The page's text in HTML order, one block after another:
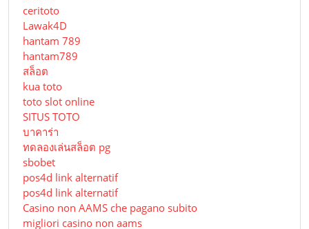
ceritoto
Lawak4D
hantam 789
hantam789
สล็อต
kua toto
toto slot online
SITUS TOTO
บาคาร่า
ทดลองเล่นสล็อต pg
sbobet
pos4d link alternatif
pos4d link alternatif
Сasino non AAMS che pagano subito
migliori casino non aams